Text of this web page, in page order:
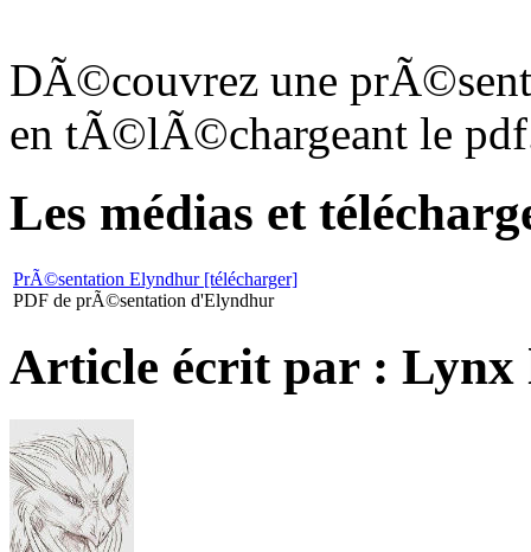
DÃ©couvrez une
en tÃ©lÃ©chargeant le
Les médias et
PrÃ©sentation Elyndhur [télécharger]
PDF de prÃ©sentation d'Elyndhur
Article écrit par : Lynx